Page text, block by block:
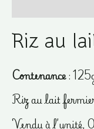
Ferme
Saraillot
Riz au
Contenance:
Riz au lait
Vendu à l’unité,